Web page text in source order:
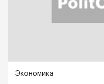
Экономика